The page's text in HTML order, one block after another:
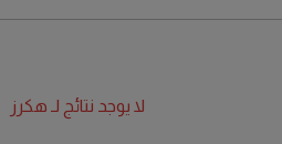
لا يوجد نتائج لـ هكرز